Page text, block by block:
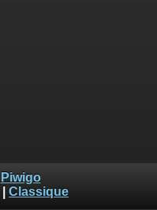
Piwigo
Classique